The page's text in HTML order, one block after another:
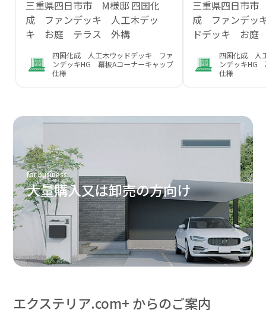
三重県四日市市 M様邸 四国化
成 ファンデッキ 人工木デッ
キ お庭 テラス 外構
四国化成 人工木ウッドデッキ ファ
ンデッキHG 幕板Aコーナーキャップ
仕様
三重県四日市
成 ファンデッ
ドデッキ お庭
四国化成 人
ンデッキHG
仕様
for business
大量購入又は卸売の方向け
エクステリア.com+ からのご案内